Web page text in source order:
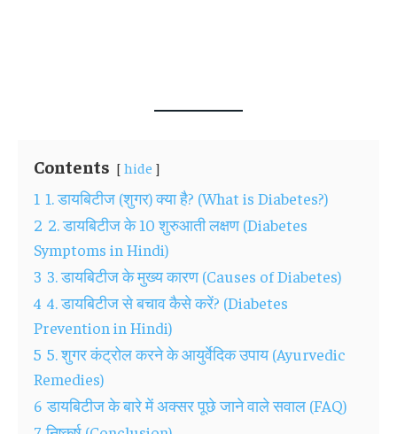
Contents hide
1 1. डायबिटीज (शुगर) क्या है? (What is Diabetes?)
2 2. डायबिटीज के 10 शुरुआती लक्षण (Diabetes
Symptoms in Hindi)
3 3. डायबिटीज के मुख्य कारण (Causes of Diabetes)
4 4. डायबिटीज से बचाव कैसे करें? (Diabetes
Prevention in Hindi)
5 5. शुगर कंट्रोल करने के आयुर्वेदिक उपाय (Ayurvedic
Remedies)
6 डायबिटीज के बारे में अक्सर पूछे जाने वाले सवाल (FAQ)